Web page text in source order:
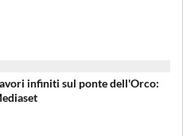
infiniti sul ponte dell'Orco: